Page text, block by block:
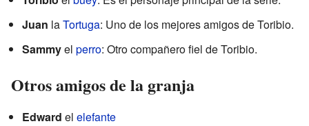
Juan laTortuga: Uno de los mejores amigos de Toribio.
Sammyel perro: Otro compañero fiel de Toribio.
Otros amigos de la granja
Edward el elefante